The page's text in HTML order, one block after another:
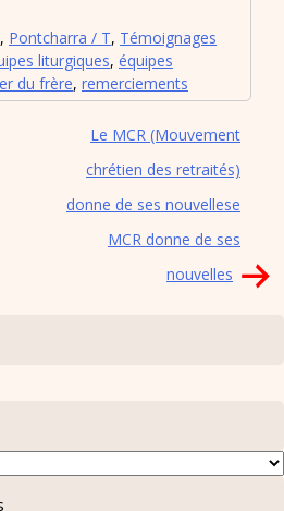
, Pontcharra / T, Témoignages
liturgiques, équipes
du frère, remerciements
Le MCR (Mouvement
chrétien des retraités)
donne de ses nouvellese
MCR donne de ses
nouvelles